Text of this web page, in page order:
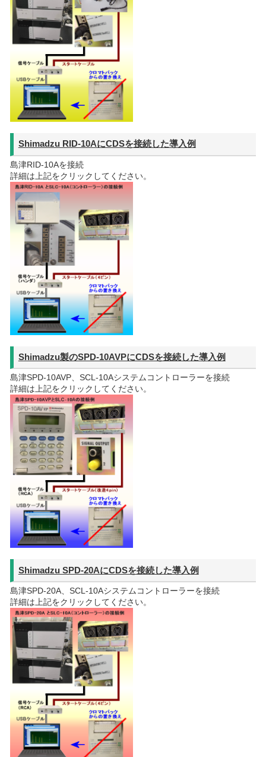
Shimadzu RID-10AにCDSを接続した導入例
島津RID-10Aを接続
詳細は上記をクリックしてください。
Shimadzu製のSPD-10AVPにCDSを接続した導入例
島津SPD-10AVP、SCL-10Aシステムコントローラーを接続
詳細は上記をクリックしてください。
Shimadzu SPD-20AにCDSを接続した導入例
島津SPD-20A、SCL-10Aシステムコントローラーを接続
詳細は上記をクリックしてください。